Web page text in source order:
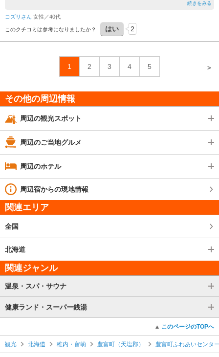
続きをみる
コズリさん 女性／40代
このクチコミは参考になりましたか？ はい 2
1 2 3 4 5 ＞
その他の周辺情報
周辺の観光スポット
周辺のご当地グルメ
周辺のホテル
周辺宿からの現地情報
関連エリア
全国
北海道
関連ジャンル
温泉・スパ・サウナ
健康ランド・スーパー銭湯
このページのTOPへ
観光 北海道 稚内・留萌 豊富町（天塩郡） 豊富町ふれあいセンタ